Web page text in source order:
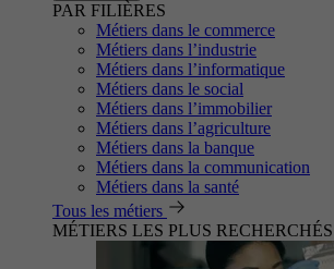
PAR FILIÈRES
Métiers dans le commerce
Métiers dans l’industrie
Métiers dans l’informatique
Métiers dans le social
Métiers dans l’immobilier
Métiers dans l’agriculture
Métiers dans la banque
Métiers dans la communication
Métiers dans la santé
Tous les métiers
MÉTIERS LES PLUS RECHERCHÉS